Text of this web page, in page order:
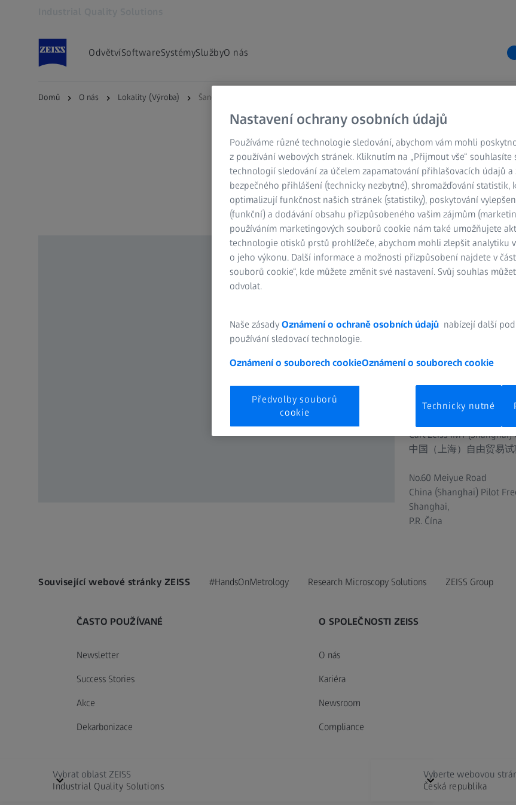
OdvětvíSoftwareSystémySlužbyO nás
Domů O nás Lokality (Výroba) Šanghaj Čína
Šanghaj
Carl Zeiss
Carl Zeiss IMT
měřicí stroj vstupní
je dodáván do celého
měřicích systémů
ramenem pro čínský i
oddělení výzkumu a
Kromě výroby je ve
IMT (Shanghai) Co., Ltd.
školení, programování,
Všechna tato opatření
Carl Zeiss IMT (Shanghai)
中国（上海）自由贸易
No.60 Meiyue Road
China (Shanghai) Pilot
Shanghai,
P.R. Čína
Související webové stránky ZEISS #HandsOnMetrology Research Microscopy Solutions ZEISS Group
ČASTO POUŽÍVANÉ
Newsletter
Success Stories
Akce
Dekarbonizace
O SPOLEČNOSTI ZEISS
O nás
Kariéra
Newsroom
Compliance
Vybrat oblast ZEISS
Industrial Quality Solutions
Vyberte webovou
Česká republika
Nastavení ochrany osobních údajů
Používáme různé technologie sledování, abychom vám mohli
z používání webových stránek. Kliknutím na „Přijmout vše“ souhlasíte
technologií sledování za účelem zapamatování přihlašovacích údajů a
bezpečného přihlášení (technicky nezbytné), shromažďování statistik,
optimalizují funkčnost našich stránek (statistiky), poskytování
(funkční) a dodávání obsahu přizpůsobeného vašim zájmům
používáním marketingových souborů cookie nám také umožňujete
technologie otisků prstů prohlížeče, abychom mohli zlepšit analytiku
o jeho výkonu. Další informace a možnosti přizpůsobení najdete v
souborů cookie“, kde můžete změnit své nastavení. Svůj souhlas
odvolat.
Naše zásady Oznámení o ochraně osobních údajů nabízejí další
používání sledovací technologie.
Oznámení o souborech cookieOznámení o souborech cookie
Předvolby souborů
cookie
Technicky nutné